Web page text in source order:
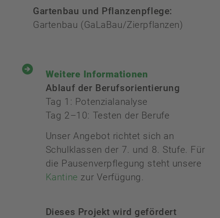
Gartenbau und Pflanzenpflege:
Gartenbau (GaLaBau/Zierpflanzen)
Weitere Informationen
Ablauf der Berufsorientierung
Tag 1: Potenzialanalyse
Tag 2–10: Testen der Berufe
Unser Angebot richtet sich an
Schulklassen der 7. und 8. Stufe. Für
die Pausenverpflegung steht unsere
Kantine zur Verfügung.
Dieses Projekt wird gefördert